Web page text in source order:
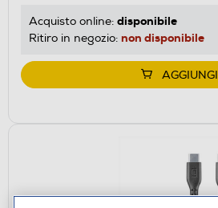
Acquisto online: disponibile
Ritiro in negozio: non disponibile
AGGIUNGI